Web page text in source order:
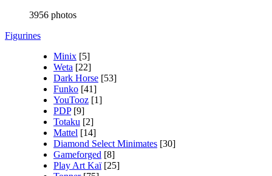
3956 photos
Figurines
Minix [5]
Weta [22]
Dark Horse [53]
Funko [41]
YouTooz [1]
PDP [9]
Totaku [2]
Mattel [14]
Diamond Select Minimates [30]
Gameforged [8]
Play Art Kaï [25]